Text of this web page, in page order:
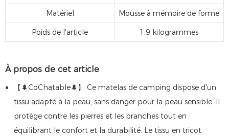
Matériel Mousse à mémoire de forme
Poids de l'article 1.9 kilogrammes
À propos de cet article
【🌲CoChatable🌲】 Ce matelas de camping dispose d'un
tissu adapté à la peau, sans danger pour la peau sensible. Il
protège contre les pierres et les branches tout en
équilibrant le confort et la durabilité. Le tissu en tricot